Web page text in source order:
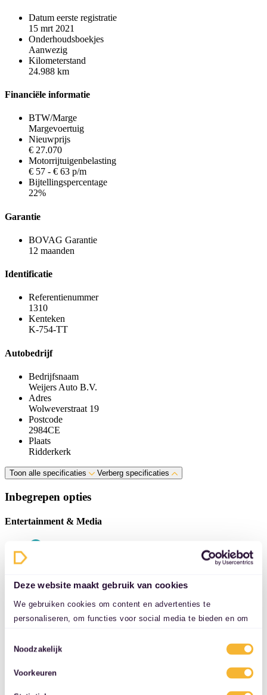
Deze website maakt gebruik van cookies
We gebruiken cookies om content en advertenties te
personaliseren, om functies voor social media te bieden en om
uw gebruik van onze site met onze partners voor social media,
combineren met andere informatie die u aan ze heeft verstrekt
of die ze hebben verzameld op basis van uw gebruik van hun
Toestemmingsselectie
Noodzakelijk
Voorkeuren
Datum eerste registratie
15 mrt 2021
Onderhoudsboekjes
Aanwezig
Kilometerstand
24.988 km
Financiële informatie
BTW/Marge
Margevoertuig
Nieuwprijs
€ 27.070
Motorrijtuigenbelasting
€ 57 - € 63 p/m
Bijtellingspercentage
22%
Garantie
BOVAG Garantie
12 maanden
Identificatie
Referentienummer
1310
Kenteken
K-754-TT
Autobedrijf
Bedrijfsnaam
Weijers Auto B.V.
Adres
Wolweverstraat 19
Postcode
2984CE
Plaats
Ridderkerk
Toon alle specificaties Verberg specificaties
Inbegrepen opties
Entertainment & Media
Bluetooth